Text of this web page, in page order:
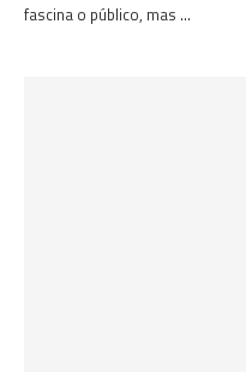
fascina o público, mas …